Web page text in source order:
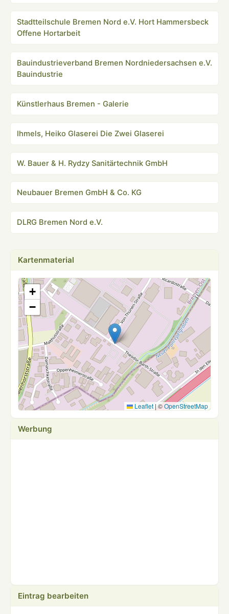
Stadtteilschule Bremen Nord e.V. Hort Hammersbeck
Offene Hortarbeit
Bauindustrieverband Bremen Nordniedersachsen e.V.
Bauindustrie
Künstlerhaus Bremen - Galerie
Ihmels, Heiko Glaserei Die Zwei Glaserei
W. Bauer & H. Rydzy Sanitärtechnik GmbH
Neubauer Bremen GmbH & Co. KG
DLRG Bremen Nord e.V.
Kartenmaterial
+
−
Leaflet |©OpenStreetMap
Werbung
Eintrag bearbeiten